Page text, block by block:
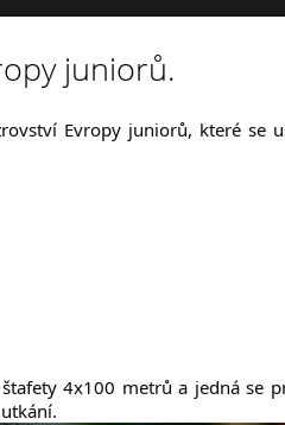
juniorů.
Evropy juniorů, které se
4x100 metrů a jedná se